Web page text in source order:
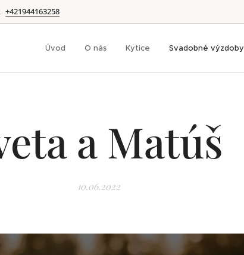
+421944163258
Úvod O nás Kytice Svadobné výzdoby
a Matúš
10.06.2022